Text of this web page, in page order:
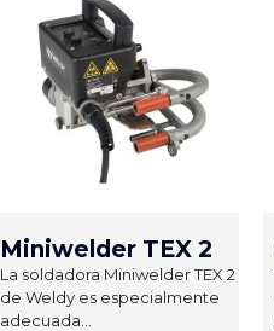
Miniwelder TEX 2
La soldadora Miniwelder TEX 2
de Weldy es especialmente
adecuada...